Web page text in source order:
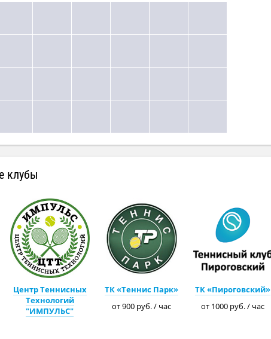
клубы
Центр Теннисных
Технологий
"ИМПУЛЬС"
ТК «Теннис Парк»
от 900 руб. / час
ТК «Пироговский»
от 1000 руб. / час